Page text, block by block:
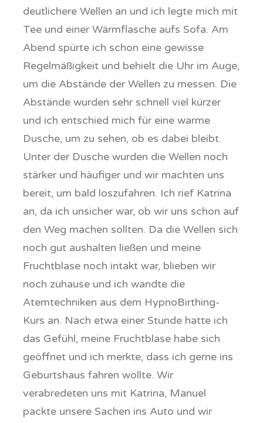
deutlichere Wellen an und ich legte mich mit
Tee und einer Wärmflasche aufs Sofa. Am
Abend spürte ich schon eine gewisse
Regelmäßigkeit und behielt die Uhr im Auge,
um die Abstände der Wellen zu messen. Die
Abstände wurden sehr schnell viel kürzer
und ich entschied mich für eine warme
Dusche, um zu sehen, ob es dabei bleibt.
Unter der Dusche wurden die Wellen noch
stärker und häufiger und wir machten uns
bereit, um bald loszufahren. Ich rief Katrina
an, da ich unsicher war, ob wir uns schon auf
den Weg machen sollten. Da die Wellen sich
noch gut aushalten ließen und meine
Fruchtblase noch intakt war, blieben wir
noch zuhause und ich wandte die
Atemtechniken aus dem HypnoBirthing-
Kurs an. Nach etwa einer Stunde hatte ich
das Gefühl, meine Fruchtblase habe sich
geöffnet und ich merkte, dass ich gerne ins
Geburtshaus fahren wollte. Wir
verabredeten uns mit Katrina, Manuel
packte unsere Sachen ins Auto und wir